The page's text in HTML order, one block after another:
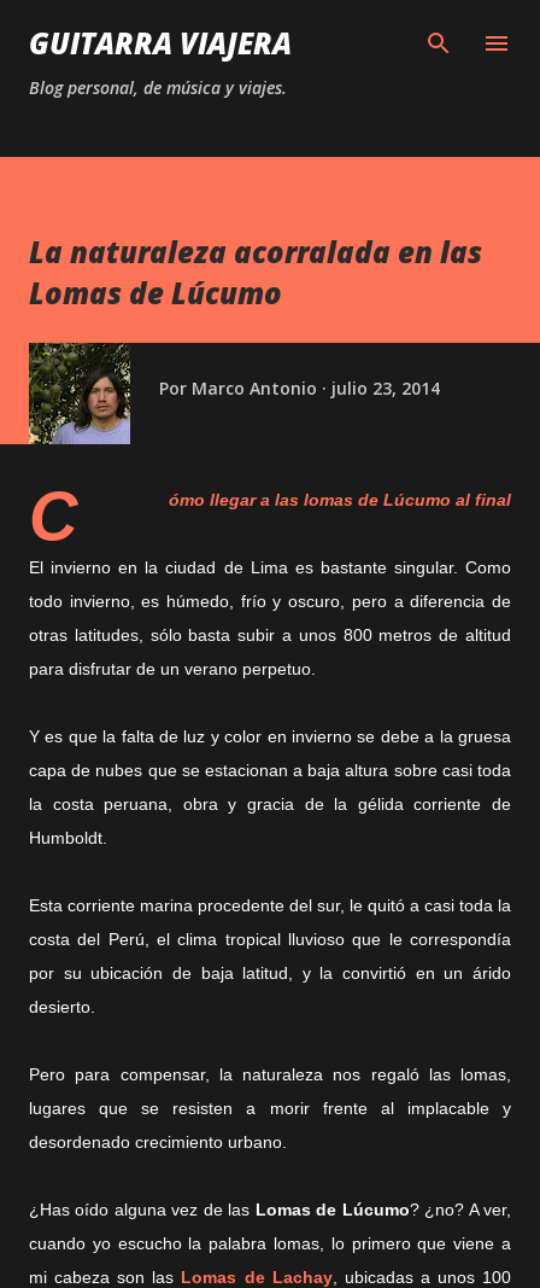
Ir al contenido principal
GUITARRA VIAJERA
Blog personal, de música y viajes.
La naturaleza acorralada en las
Lomas de Lúcumo
Por Marco Antonio julio 23, 2014
C ómo llegar a las lomas de Lúcumo al final
El invierno en la ciudad de Lima es bastante singular. Como
todo invierno, es húmedo, frío y oscuro, pero a diferencia de
otras latitudes, sólo basta subir a unos 800 metros de altitud
para disfrutar de un verano perpetuo.
Y es que la falta de luz y color en invierno se debe a la gruesa
capa de nubes que se estacionan a baja altura sobre casi toda
la costa peruana, obra y gracia de la gélida corriente de
Humboldt.
Esta corriente marina procedente del sur, le quitó a casi toda la
costa del Perú, el clima tropical lluvioso que le correspondía
por su ubicación de baja latitud, y la convirtió en un árido
desierto.
Pero para compensar, la naturaleza nos regaló las lomas,
lugares que se resisten a morir frente al implacable y
desordenado crecimiento urbano.
¿Has oído alguna vez de las Lomas de Lúcumo? ¿no? A ver,
cuando yo escucho la palabra lomas, lo primero que viene a
mi cabeza son las Lomas de Lachay, ubicadas a unos 100